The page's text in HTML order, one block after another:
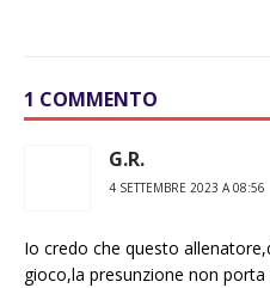
1 COMMENTO
G.R.
4 SETTEMBRE 2023 A 08:56
Io credo che questo
gioco,la presunzione non